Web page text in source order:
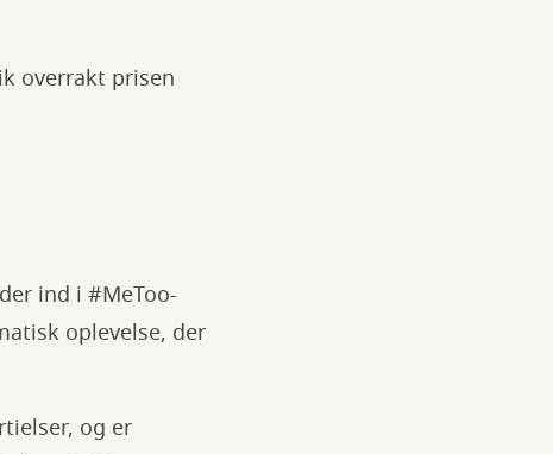
overrakt prisen
ind i #MeToo-
oplevelse, der
og er